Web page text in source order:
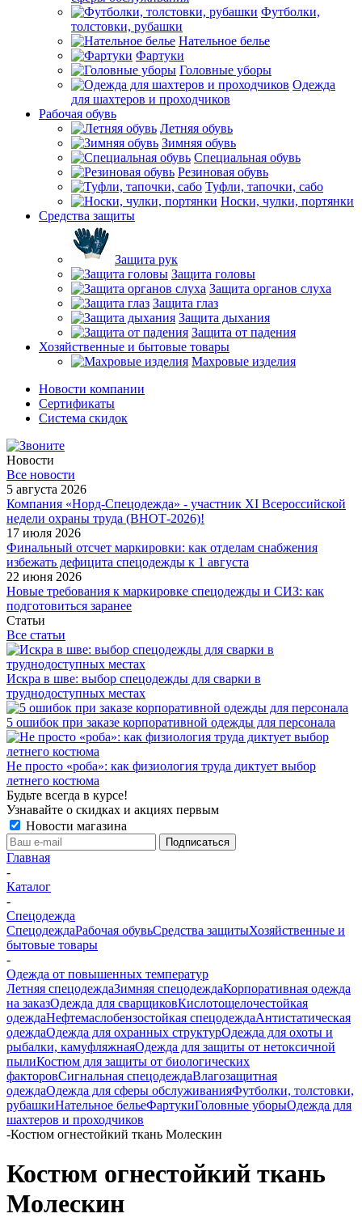
Футболки,
толстовки, рубашки
Нательное белье
Фартуки
Головные уборы
Одежда
для шахтеров и проходчиков
Рабочая обувь
Летняя обувь
Зимняя обувь
Специальная обувь
Резиновая обувь
Туфли, тапочки, сабо
Носки, чулки, портянки
Средства защиты
Защита рук
Защита головы
Защита органов слуха
Защита глаз
Защита дыхания
Защита от падения
Хозяйственные и бытовые товары
Махровые изделия
Новости компании
Cертификаты
Система скидок
Новости
Все новости
5 августа 2026
Компания «Норд-Спецодежда» - участник XI Всероссийской
недели охраны труда (ВНОТ-2026)!
17 июля 2026
Финальный отсчет маркировки: как отделам снабжения
избежать дефицита спецодежды к 1 августа
22 июня 2026
Новые требования к маркировке спецодежды и СИЗ: как
подготовиться заранее
Статьи
Все статьи
Искра в шве: выбор спецодежды для сварки в
труднодоступных местах
5 ошибок при заказе корпоративной одежды для персонала
Не просто «роба»: как физиология труда диктует выбор
летнего костюма
Будьте всегда в курсе!
Узнавайте о скидках и акциях первым
Новости магазина
Главная
-
Каталог
-
Спецодежда
СпецодеждаРабочая обувьСредства защитыХозяйственные и
бытовые товары
-
Одежда от повышенных температур
Летняя спецодеждаЗимняя спецодеждаКорпоративная одежда
на заказОдежда для сварщиковКислотощелочестойкая
одеждаНефтемаслобензостойкая спецодеждаАнтистатическая
одеждаОдежда для охранных структурОдежда для охоты и
рыбалки, камуфляжнаяОдежда для защиты от нетоксичной
пылиКостюм для защиты от биологических
факторовСигнальная спецодеждаВлагозащитная
одеждаОдежда для сферы обслуживанияФутболки, толстовки,
рубашкиНательное бельеФартукиГоловные уборыОдежда для
шахтеров и проходчиков
-Костюм огнестойкий ткань Молескин
Костюм огнестойкий ткань
Молескин